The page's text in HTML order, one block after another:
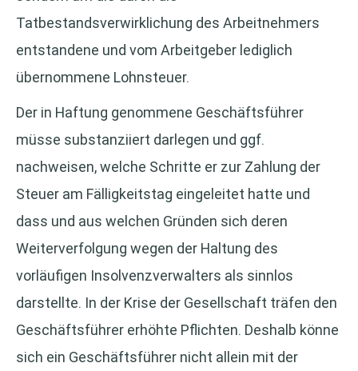
Tatbestandsverwirklichung des Arbeitnehmers
entstandene und vom Arbeitgeber lediglich
übernommene Lohnsteuer.
Der in Haftung genommene Geschäftsführer
müsse substanziiert darlegen und ggf.
nachweisen, welche Schritte er zur Zahlung der
Steuer am Fälligkeitstag eingeleitet hatte und
dass und aus welchen Gründen sich deren
Weiterverfolgung wegen der Haltung des
vorläufigen Insolvenzverwalters als sinnlos
darstellte. In der Krise der Gesellschaft träfen den
Geschäftsführer erhöhte Pflichten. Deshalb könne
sich ein Geschäftsführer nicht allein mit der